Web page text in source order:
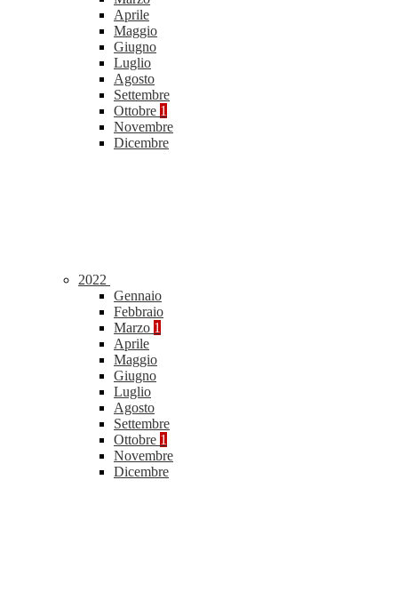
Aprile
Maggio
Giugno
Luglio
Agosto
Settembre
Ottobre 1
Novembre
Dicembre
2022
Gennaio
Febbraio
Marzo 1
Aprile
Maggio
Giugno
Luglio
Agosto
Settembre
Ottobre 1
Novembre
Dicembre